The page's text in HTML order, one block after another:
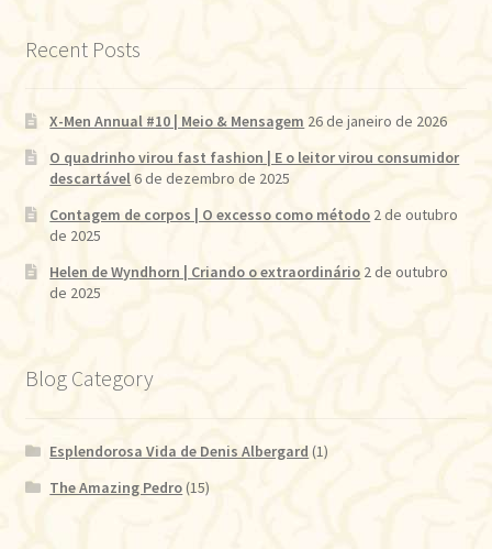
Recent Posts
X-Men Annual #10 | Meio & Mensagem 26 de janeiro de 2026
O quadrinho virou fast fashion | E o leitor virou consumidor
descartável 6 de dezembro de 2025
Contagem de corpos | O excesso como método 2 de outubro
de 2025
Helen de Wyndhorn | Criando o extraordinário 2 de outubro
de 2025
Blog Category
Esplendorosa Vida de Denis Albergard (1)
The Amazing Pedro (15)